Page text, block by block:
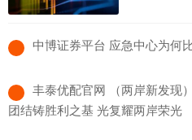
中博证券平台 应急中心为何
丰泰优配官网 （两岸新发现
团结铸胜利之基 光复耀两岸荣光